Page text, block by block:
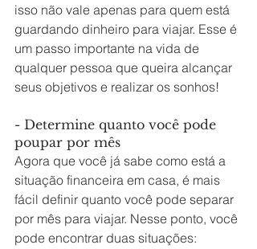
isso não vale apenas para quem está
guardando dinheiro para viajar. Esse é
um passo importante na vida de
qualquer pessoa que queira alcançar
seus objetivos e realizar os sonhos!
- Determine quanto você pode
poupar por mês
Agora que você já sabe como está a
situação financeira em casa, é mais
fácil definir quanto você pode separar
por mês para viajar. Nesse ponto, você
pode encontrar duas situações: